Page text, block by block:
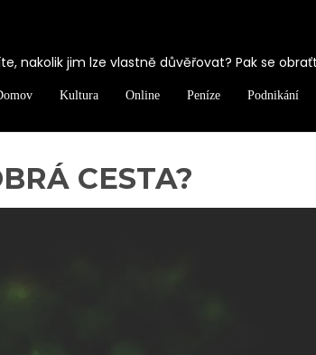
nakolik jim lze vlastně důvěřovat? Pak se
Kultura Online Peníze Podnikání
CESTA?